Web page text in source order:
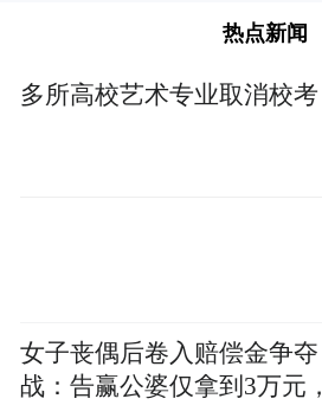
热点新闻
多所高校艺术专业取消校考
女子丧偶后卷入赔偿金争夺
战：告赢公婆仅拿到3万元，